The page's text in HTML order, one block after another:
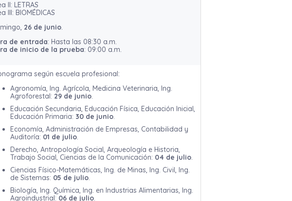
II: LETRAS
III: BIOMÉDICAS
26 de junio.
de entrada: Hasta las 08:30 a.m.
de inicio de la prueba: 09:00 a.m.
según escuela profesional:
Agronomía, Ing. Agrícola, Medicina Veterinaria, Ing.
Agroforestal: 29 de junio.
Educación Secundaria, Educación Física, Educación Inicial,
Educación Primaria: 30 de junio.
Economía, Administración de Empresas, Contabilidad y
Auditoría: 01 de julio.
Derecho, Antropología Social, Arqueología e Historia,
Trabajo Social, Ciencias de la Comunicación: 04 de julio.
Ciencias Físico-Matemáticas, Ing. de Minas, Ing. Civil, Ing.
de Sistemas: 05 de julio.
Biología, Ing. Química, Ing. en Industrias Alimentarias, Ing.
Agroindustrial: 06 de julio.